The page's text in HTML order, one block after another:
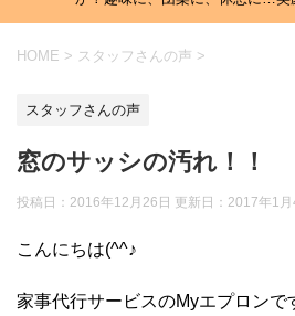
HOME > スタッフさんの声 >
スタッフさんの声
窓のサッシの汚れ！！
投稿日：2016年12月26日 更新日： 2017年1月
こんにちは(^^♪
家事代行サービスのMyエプロンで